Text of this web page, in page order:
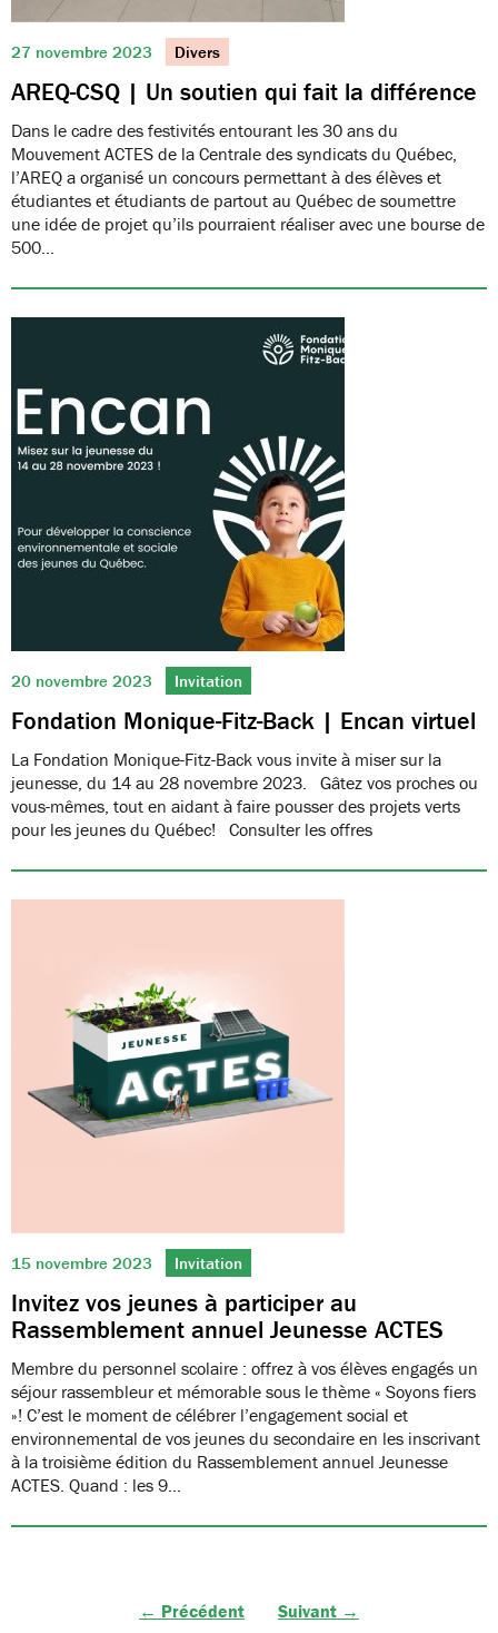
27 novembre 2023 Divers
AREQ-CSQ | Un soutien qui fait la différence
Dans le cadre des festivités entourant les 30 ans du
Mouvement ACTES de la Centrale des syndicats du Québec,
l’AREQ a organisé un concours permettant à des élèves et
étudiantes et étudiants de partout au Québec de soumettre
une idée de projet qu’ils pourraient réaliser avec une bourse de
500…
20 novembre 2023 Invitation
Fondation Monique-Fitz-Back | Encan virtuel
La Fondation Monique-Fitz-Back vous invite à miser sur la
jeunesse, du 14 au 28 novembre 2023. Gâtez vos proches ou
vous-mêmes, tout en aidant à faire pousser des projets verts
pour les jeunes du Québec! Consulter les offres
15 novembre 2023 Invitation
Invitez vos jeunes à participer au
Rassemblement annuel Jeunesse ACTES
Membre du personnel scolaire : offrez à vos élèves engagés un
séjour rassembleur et mémorable sous le thème « Soyons fiers
»! C’est le moment de célébrer l’engagement social et
environnemental de vos jeunes du secondaire en les inscrivant
à la troisième édition du Rassemblement annuel Jeunesse
ACTES. Quand : les 9…
← Précédent Suivant →